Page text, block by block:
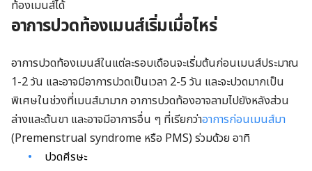
ท้องเมนส์ได้
อาการปวดท้องเมนส์เริ่มเมื่อไหร่
อาการปวดท้องเมนส์ในแต่ละรอบเดือนจะเริ่มต้นก่อนเมนส์ประมาณ
1-2 วัน และอาจมีอาการปวดเป็นเวลา 2-5 วัน และจะปวดมากเป็น
พิเศษในช่วงที่เมนส์มามาก อาการปวดท้องอาจลามไปยังหลังส่วน
ล่างและต้นขา และอาจมีอาการอื่น ๆ ที่เรียกว่าอาการก่อนเมนส์มา
(Premenstrual syndrome หรือ PMS) ร่วมด้วย อาทิ
ปวดศีรษะ